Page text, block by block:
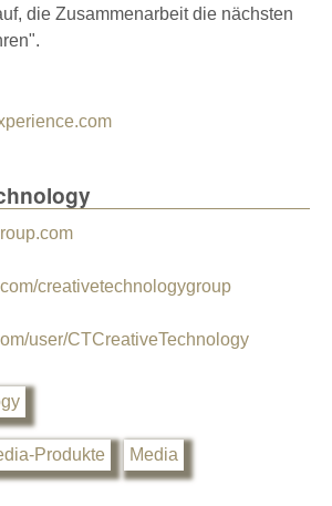
die Zusammenarbeit die nächsten
creativetechnologygroup
user/CTCreativeTechnology
Produkte Media